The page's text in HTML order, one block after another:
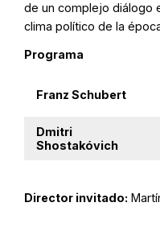
de un complejo diálogo
clima político de la
Programa
Franz Schubert
Dmitri
Shostakóvich
Director invitado: